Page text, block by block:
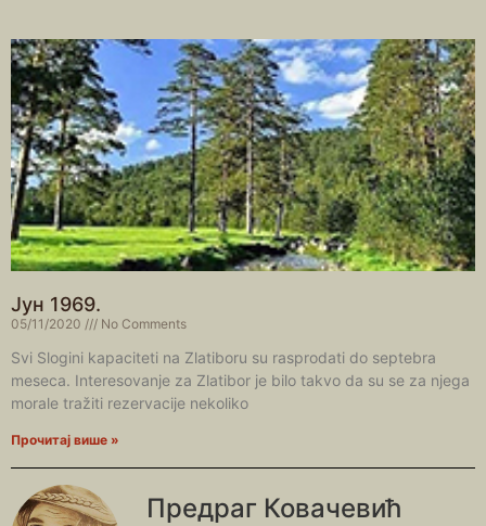
Јун 1969.
05/11/2020 No Comments
Svi Slogini kapaciteti na Zlatiboru su rasprodati do septebra
meseca. Interesovanje za Zlatibor je bilo takvo da su se za njega
morale tražiti rezervacije nekoliko
Прочитај више »
Предраг Ковачевић